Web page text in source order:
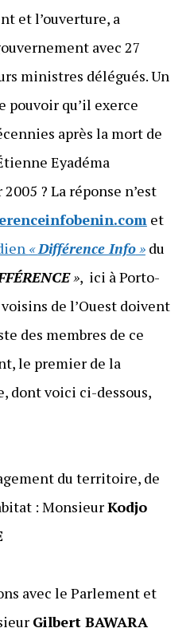
et l’ouverture, a
avec 27
ministres délégués. Un
pouvoir qu’il exerce
après la mort de
Eyadéma
? La réponse n’est
et
«Différence Info»du
», ici à Porto-
de l’Ouest doivent
des membres de ce
le premier de la
dont voici ci-dessous,
du territoire, de
: MonsieurKodjo
avec le Parlement et
Gilbert BAWARA